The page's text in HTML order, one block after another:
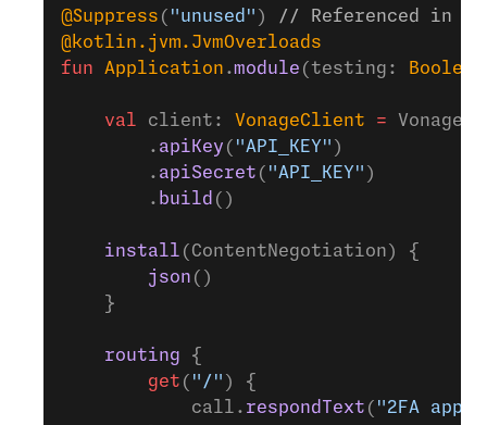
@Suppress ( "unused" )
// Referenced in
@kotlin.jvm.JvmOverloads
fun Application .module (testing: Boolean
    val
client: VonageClient =
        .
apiKey ( "API_KEY" )
        .
apiSecret ( "API_KEY" )
        .
build ()
    install
(ContentNegotiation) {
        json
()
    }
    routing
{
        get
( "/" ) {
            call.
respondText ( "2FA app